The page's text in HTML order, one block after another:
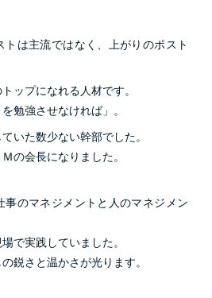
は主流ではなく、上がりのポスト
ップになれる人材です。
勉強させなければ」。
いた数少ない幹部でした。
の会長になりました。
事のマネジメントと人のマネジメン
で実践していました。
鋭さと温かさが光ります。